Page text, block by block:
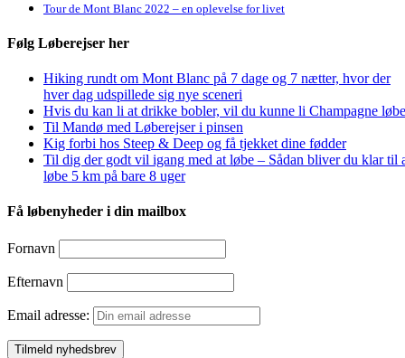
Tour de Mont Blanc 2022 – en oplevelse for livet
Følg Løberejser her
Hiking rundt om Mont Blanc på 7 dage og 7 nætter, hvor der
hver dag udspillede sig nye sceneri
Hvis du kan li at drikke bobler, vil du kunne li Champagne
Til Mandø med Løberejser i pinsen
Kig forbi hos Steep & Deep og få tjekket dine fødder
Til dig der godt vil igang med at løbe – Sådan bliver du klar til
løbe 5 km på bare 8 uger
Få løbenyheder i din mailbox
Fornavn
Efternavn
Email adresse: